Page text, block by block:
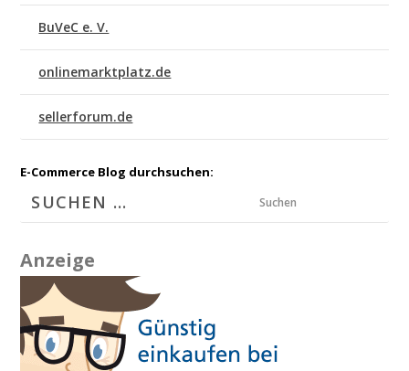
BuVeC e. V.
onlinemarktplatz.de
sellerforum.de
E-Commerce Blog durchsuchen:
Suchen
Anzeige